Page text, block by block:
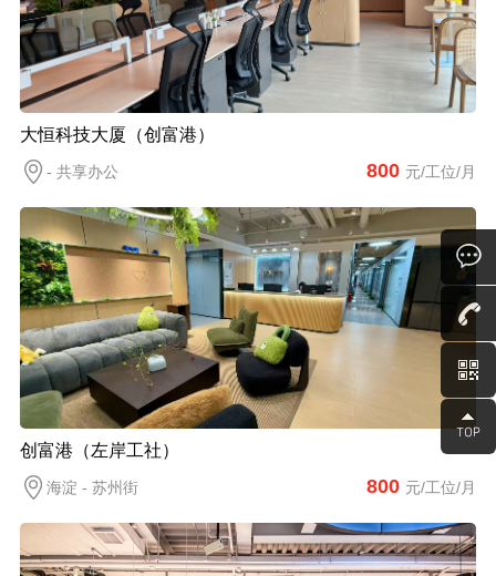
大恒科技大厦（创富港）
- 共享办公 800 元/工位/月
创富港（左岸工社）
海淀 - 苏州街 800 元/工位/月